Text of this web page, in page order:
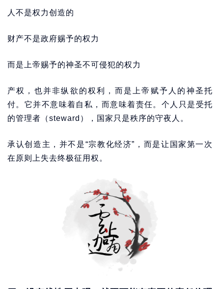
人不是权力创造的
财产不是政府赐予的权力
而是上帝赐予的神圣不可侵犯的权力
产权，也并非纵欲的权利，而是上帝赋予人的神圣托
付。它并不意味着自私，而意味着责任。个人只是受托
的管理者（steward），国家只是秩序的守夜人。
承认创造主，并不是“宗教化经济”，而是让国家第一次
在原则上失去终极征用权。